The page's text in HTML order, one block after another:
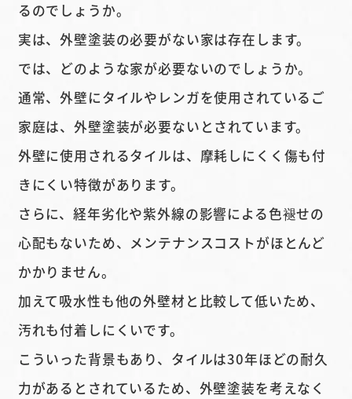
るのでしょうか。
実は、外壁塗装の必要がない家は存在します。
では、どのような家が必要ないのでしょうか。
通常、外壁にタイルやレンガを使用されているご
家庭は、外壁塗装が必要ないとされています。
外壁に使用されるタイルは、摩耗しにくく傷も付
きにくい特徴があります。
さらに、経年劣化や紫外線の影響による色褪せの
心配もないため、メンテナンスコストがほとんど
かかりません。
加えて吸水性も他の外壁材と比較して低いため、
汚れも付着しにくいです。
こういった背景もあり、タイルは30年ほどの耐久
力があるとされているため、外壁塗装を考えなく